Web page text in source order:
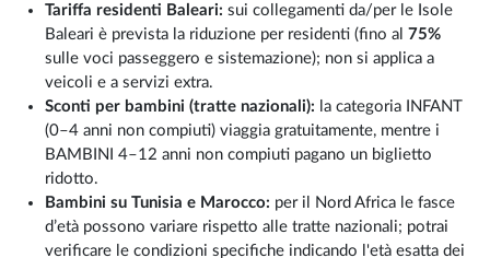
Tariffa residenti Baleari: sui collegamenti da/per le Isole
Baleari è prevista la riduzione per residenti (fino al75%
sulle voci passeggero e sistemazione); non si applica a
veicoli e a servizi extra.
Sconti per bambini (tratte nazionali): la categoria INFANT
(0–4 anni non compiuti) viaggia gratuitamente, mentre i
BAMBINI 4–12 anni non compiuti pagano un biglietto
ridotto.
Bambini su Tunisia e Marocco: per il Nord Africa le fasce
d’età possono variare rispetto alle tratte nazionali; potrai
verificare le condizioni specifiche indicando l'età esatta dei